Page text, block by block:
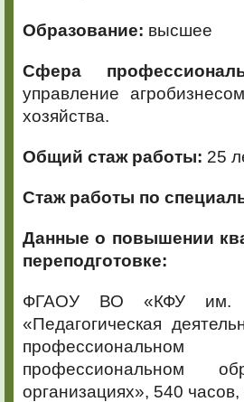
Образование: высшее
Сфера
управление
хозяйства.
Общий стаж работы: 25
Стаж работы по
Данные о повышении
переподготовке:
ФГАОУ ВО «КФУ им.
«Педагогическая
профессиональном
профессиональном
организациях», 540 часов,